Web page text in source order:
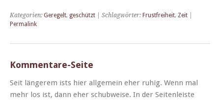
Kategorien: Geregelt, geschützt | Schlagwörter: Frustfreiheit, Zeit
Permalink
Kommentare-Seite
Seit län­gerem ists hier all­ge­mein eher ruhig. Wenn mal
mehr los ist, dann eher schub­weise. In der Seit­en­leiste